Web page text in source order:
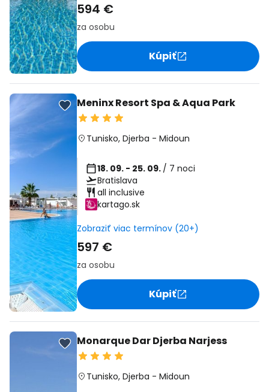
594 €
za osobu
Kúpiť
Meninx Resort Spa & Aqua Park
Tunisko, Djerba - Midoun
18. 09. - 25. 09. / 7 noci
Bratislava
all inclusive
kartago.sk
Zobraziť viac termínov (20+)
597 €
za osobu
Kúpiť
Monarque Dar Djerba Narjess
Tunisko, Djerba - Midoun